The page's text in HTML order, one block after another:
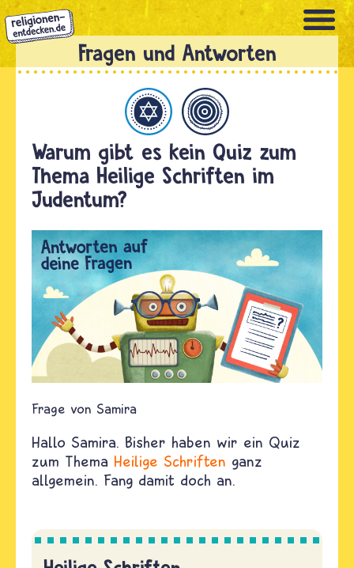
Direkt
zum
Inhalt
Warum gibt es kein Quiz zum
Thema Heilige Schriften im
Judentum?
Samira
Hallo Samira. Bisher haben wir ein Quiz
zum Thema Heilige Schriften ganz
allgemein. Fang damit doch an.